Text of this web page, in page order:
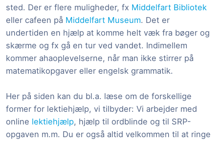
sted. Der er flere muligheder, fx Middelfart Bibliotek
eller cafeen på Middelfart Museum. Det er
undertiden en hjælp at komme helt væk fra bøger og
skærme og fx gå en tur ved vandet. Indimellem
kommer ahaoplevelserne, når man ikke stirrer på
matematikopgaver eller engelsk grammatik.
Her på siden kan du bl.a. læse om de forskellige
former for lektiehjælp, vi tilbyder: Vi arbejder med
online lektiehjælp, hjælp til ordblinde og til SRP-
opgaven m.m. Du er også altid velkommen til at ringe